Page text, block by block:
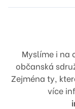
Myslíme i na
občanská
Zejména ty,
více